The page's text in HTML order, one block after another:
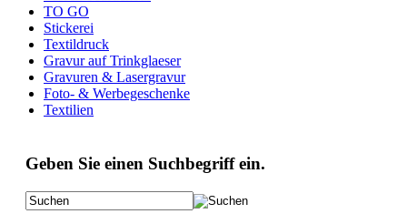
TO GO
Stickerei
Textildruck
Gravur auf Trinkglaeser
Gravuren & Lasergravur
Foto- & Werbegeschenke
Textilien
Geben Sie einen Suchbegriff ein.